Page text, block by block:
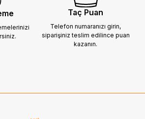
Taç Puan
Telefon numaranızı girin,
siparişinizteslim edilince puan
kazanın.